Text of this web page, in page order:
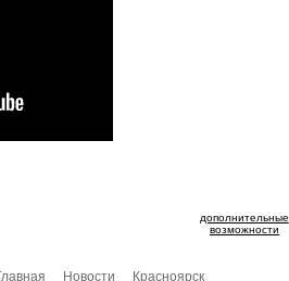
дополнительные
возможности
Новости
Красноярск